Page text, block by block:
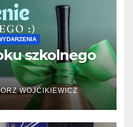
szkolnego
WOJCIKIEWICZ